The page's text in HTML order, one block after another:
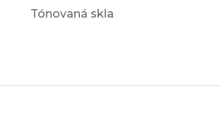
Tónovaná skla